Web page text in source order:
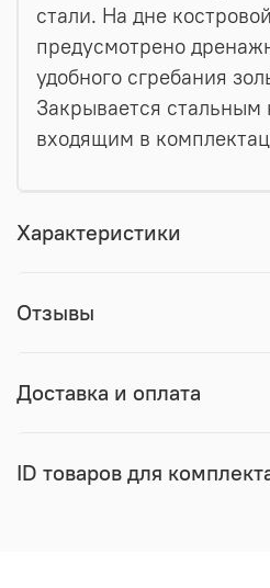
стали. На дне
предусмотрено
удобного сгребания
Закрывается стальным
входящим в
Характеристики
Отзывы
Доставка и оплата
ID товаров для